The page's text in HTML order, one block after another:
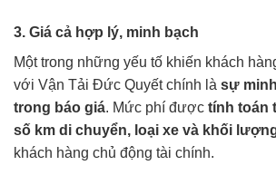
3. Giá cả hợp lý, minh bạch
Một trong những yếu tố khiến khách
với Vận Tải Đức Quyết chính là sự
trong báo giá. Mức phí được tính toán
số km di chuyển, loại xe và khối
khách hàng chủ động tài chính.